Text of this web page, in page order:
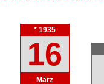
* 1935
16
März